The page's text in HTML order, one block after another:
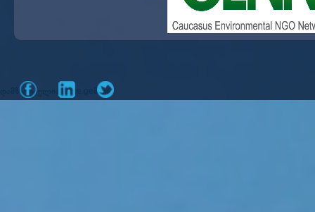
დამზადებულია mone.ge მიერ